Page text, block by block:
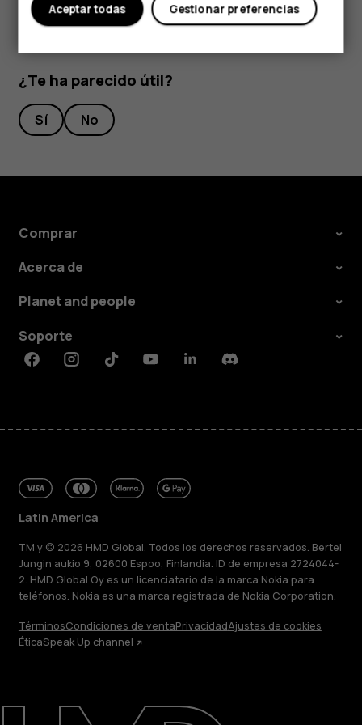
Reparar, reutilizar, reciclar
¿Te ha parecido útil?
Sí No
Comprar
Acerca de
Planet and people
Soporte
FacebookInstagramTiktokYoutubeLinkedinDiscord
Latin America
TM y © 2026 HMD Global. Todos los derechos reservados. Bertel
Jungin aukio 9, 02600 Espoo, Finlandia. ID de empresa 2724044-
2. HMD Global Oy es un licenciatario de la marca Nokia para
teléfonos. Nokia es una marca registrada de Nokia Corporation.
TérminosCondiciones de ventaPrivacidadAjustes de cookies
ÉticaSpeak Up channel
Gestionar preferencias
Aceptar todas